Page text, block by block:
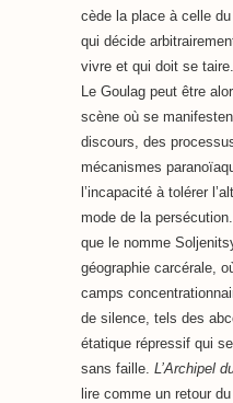
cède la place à celle
qui décide
vivre et qui doit se taire.
Le Goulag peut être
scène où se
discours, des
mécanismes
l’incapacité à tolérer
mode de la persécution.
que le nomme
géographie carcérale,
camps
de silence, tels des
étatique répressif qui
sans faille. L’Archipel
lire comme un retour